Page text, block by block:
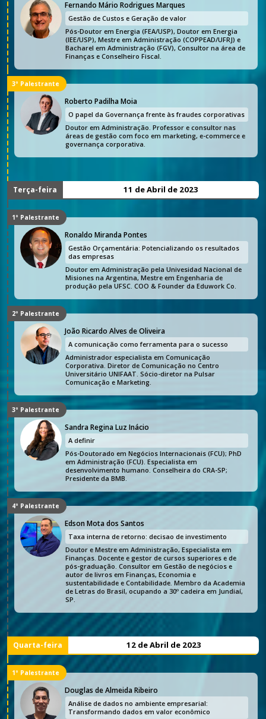
Fernando Mário Rodrigues Marques
Gestão de Custos e Geração de valor
Pós-Doutor em Energia (FEA/USP), Doutor em Energia
(IEE/USP), Mestre em Administração (COPPEAD/UFRJ) e
Bacharel em Administração (FGV), Consultor na área de
Finanças e Conselheiro Fiscal.
3º Palestrante
Roberto Padilha Moia
O papel da Governança frente às fraudes corporativas
Doutor em Administração. Professor e consultor nas
áreas de gestão com foco em marketing, e-commerce e
governança corporativa.
Terça-feira 11 de Abril de 2023
1º Palestrante
Ronaldo Miranda Pontes
Gestão Orçamentária: Potencializando os resultados
das empresas
Doutor em Administração pela Univesidad Nacional de
Misiones na Argentina, Mestre em Engenharia de
produção pela UFSC. COO & Founder da Eduwork Co.
2º Palestrante
João Ricardo Alves de Oliveira
A comunicação como ferramenta para o sucesso
Administrador especialista em Comunicação
Corporativa. Diretor de Comunicação no Centro
Universitário UNIFAAT. Sócio-diretor na Pulsar
Comunicação e Marketing.
3º Palestrante
Sandra Regina Luz Inácio
A definir
Pós-Doutorado em Negócios Internacionais (FCU); PhD
em Administração (FCU). Especialista em
desenvolvimento humano. Conselheira do CRA-SP;
Presidente da BMB.
4º Palestrante
Edson Mota dos Santos
Taxa interna de retorno: decisao de investimento
Doutor e Mestre em Administração, Especialista em
Finanças. Docente e gestor de cursos superiores e de
pós-graduação. Consultor em Gestão de negócios e
autor de livros em Finanças, Economia e
sustentabilidade e Contabilidade. Membro da Academia
de Letras do Brasil, ocupando a 30º cadeira em Jundiaí,
SP.
Quarta-feira 12 de Abril de 2023
1º Palestrante
Douglas de Almeida Ribeiro
Análise de dados no ambiente empresarial:
Transformando dados em valor econômico